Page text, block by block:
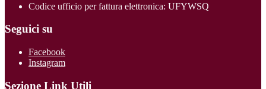
Codice ufficio per fattura elettronica: UFYWSQ
Seguici su
Facebook
Instagram
Sezione Link Utili